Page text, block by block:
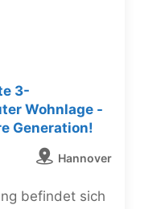
3-
Wohnlage -
Generation!
Hannover
befindet sich